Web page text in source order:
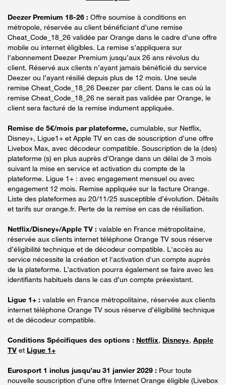
Deezer Premium 18-26 : Offre soumise à conditions en
métropole, réservée au client bénéficiant d’une remise
Cheat_Code_18_26 validée par Orange dans le cadre d’une offre
mobile ou internet éligibles. La remise s’appliquera sur
l’abonnement Deezer Premium jusqu’aux 26 ans révolus du
client. Réservé aux clients n’ayant jamais bénéficié du service
Deezer ou l’ayant résilié depuis plus de 12 mois. Une seule
remise Cheat_Code_18_26 Deezer par client. Dans le cas où la
remise Cheat_Code_18_26 ne serait pas validée par Orange, le
client sera facturé de la remise indument appliquée.
Remise de 5€/mois par plateforme, cumulable, sur Netflix,
Disney+, Ligue1+ et Apple TV en cas de souscription d’une offre
Livebox Max, avec décodeur compatible. Souscription de la (des)
plateforme (s) en plus auprès d’Orange dans un délai de 3 mois
suivant la mise en service et activation du compte de la
plateforme. Ligue 1+ : avec engagement mensuel ou avec
engagement 12 mois. Remise appliquée sur la facture Orange.
Liste des plateformes au 20/11/25 susceptible d’évolution. Détails
et tarifs sur orange.fr. Perte de la remise en cas de résiliation.
Netflix/Disney+/Apple TV : valable en France métropolitaine,
réservée aux clients internet téléphone Orange TV sous réserve
d’éligibilité technique et de décodeur compatible. L'accès au
service nécessite la création et l'activation d'un compte auprès
de la plateforme. L’activation pourra également se faire avec les
identifiants habituels dans le cas d’un compte préexistant.
Ligue 1+ : valable en France métropolitaine, réservée aux clients
internet téléphone Orange TV sous réserve d’éligibilité technique
et de décodeur compatible.
Conditions Spécifiques des options : Netflix, Disney+, Apple
TV et Ligue 1+
Eurosport 1 inclus jusqu’au 31 janvier 2029 : Pour toute
nouvelle souscription d’une offre Internet Orange éligible (Livebox